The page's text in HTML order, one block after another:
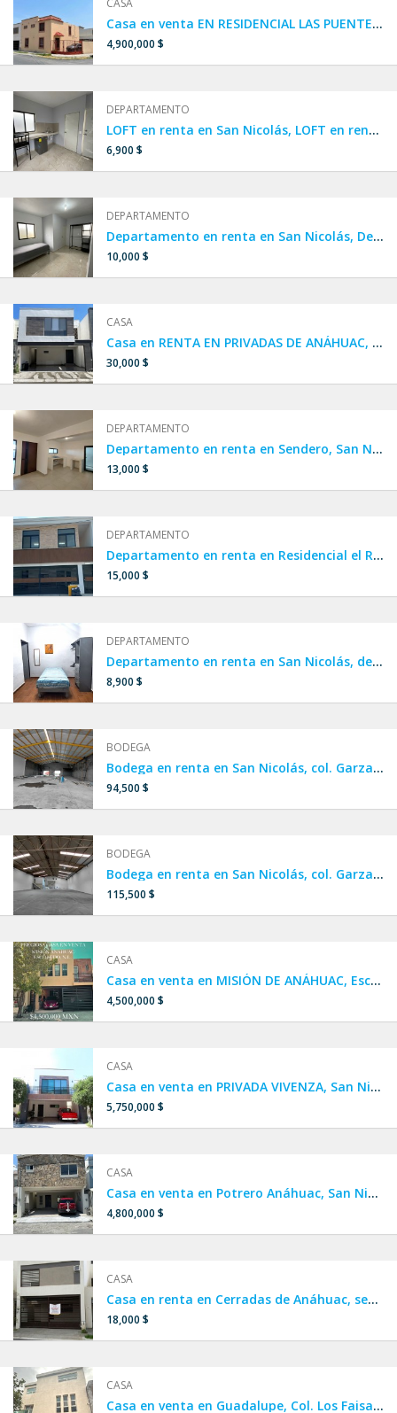
Casa en venta EN RESIDENCIAL LAS PUENTES, en San Nicolás de los Garza, cerca de Diego Diaz y el Anillo vial.
4,900,000 $
DEPARTAMENTO
LOFT en renta en San Nicolás, LOFT en renta amueblado en San Nicolás, Clínica 6 IMSS, LOFT cerca de UANL
6,900 $
DEPARTAMENTO
Departamento en renta en San Nicolás, Departamento amueblado cerca de UANL, Departamento amueblado cerca de la clínica 6 IMSS, AMUEBLADO por UNIVERSIDAD Y CLÍNICA 6 IMSS,departamento en colonia Nuevo Periférico,Iturbide
10,000 $
CASA
Casa en RENTA EN PRIVADAS DE ANÁHUAC, Escobedo, cerca de Concordia y República
30,000 $
DEPARTAMENTO
Departamento en renta en Sendero, San Nicolás
13,000 $
DEPARTAMENTO
Departamento en renta en Residencial el Roble, San Nicolás
15,000 $
DEPARTAMENTO
Departamento en renta en San Nicolás, departamento cerca de UANL.
8,900 $
BODEGA
Bodega en renta en San Nicolás, col. Garza Cantú
94,500 $
BODEGA
Bodega en renta en San Nicolás, col. Garza Cantú, Av. Nogalar
115,500 $
CASA
Casa en venta en MISIÓN DE ANÁHUAC, Escobedo.
4,500,000 $
CASA
Casa en venta en PRIVADA VIVENZA, San Nicolás, Zona Miguel Alemán
5,750,000 $
CASA
Casa en venta en Potrero Anáhuac, San Nicolás.
4,800,000 $
CASA
Casa en renta en Cerradas de Anáhuac, sector Acacia, sendero,
18,000 $
CASA
Casa en venta en Guadalupe, Col. Los Faisanes 1er sector, FRACCIONAMIENTO PRIVADO, a una calle de Av. Plutarco Elías Calles, cerca de Autopista Monterrey Reynosa, Maestro Isrrael Cavazos Garza, Miguel de la Madrid.